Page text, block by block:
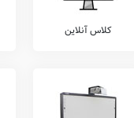
هوشمند سامانه های
این مدرسه هستید و یا
کلاس آنلاین